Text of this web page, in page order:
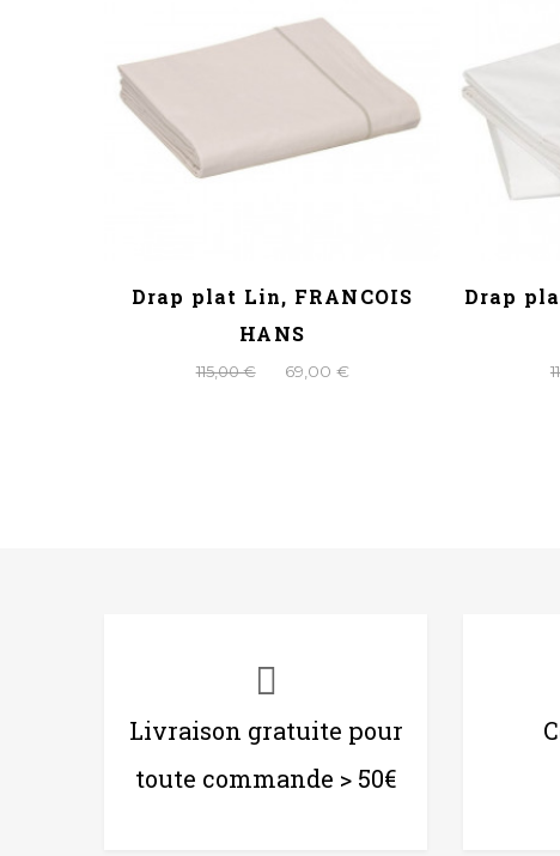
Drap plat Lin, FRANCOIS
HANS
115,00 € 69,00 €
Drap
Livraison gratuite pour
toute commande > 50€